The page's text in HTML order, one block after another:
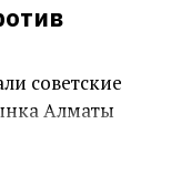
советские
Алматы